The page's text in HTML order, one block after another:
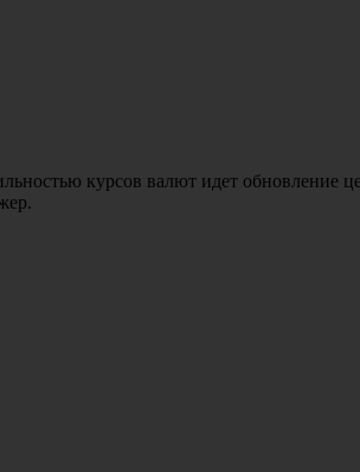
курсов валют идет обновление